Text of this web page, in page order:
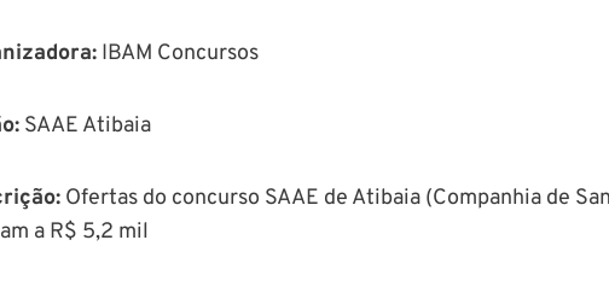
IBAM Concursos
:SAAE Atibaia
:Ofertas do concurso SAAE de Atibaia (Companhia de
a R$ 5,2 mil